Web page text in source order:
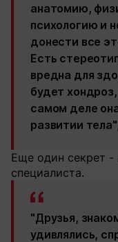
анатомию,
психологию и
донести все
Есть
вредна для
будет
самом деле
развитии
Еще один секрет -
специалиста.
"Друзья,
удивлялись,